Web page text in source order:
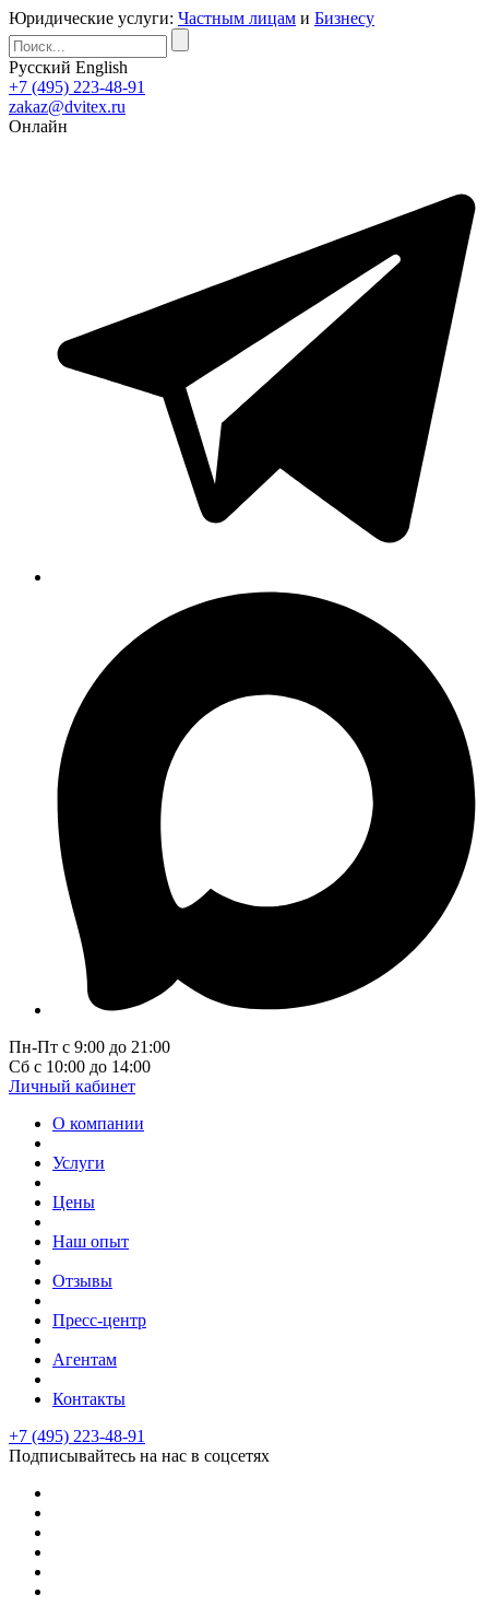
Юридические услуги: Частным лицам и Бизнесу
Русский English
+7 (495) 223-48-91
zakaz@dvitex.ru
Онлайн
Пн-Пт с 9:00 до 21:00
Сб с 10:00 до 14:00
Личный кабинет
О компании
Услуги
Цены
Наш опыт
Отзывы
Пресс-центр
Агентам
Контакты
+7 (495) 223-48-91
Подписывайтесь на нас в соцсетях